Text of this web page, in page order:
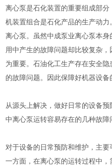
离心泵是石化装置的重要组成部
机装置组合是石化产品的生产动
离心泵。虽然中成泵业离心泵本
用中产生的故障问题却比较复杂
为重要。石油化工生产存在安全
的故障问题。因此保障好机器设备
从源头上解决，做好日常的设备
中离心泵运转容易存在的几种故障
对于设备的日常预防和维护，主要
一方面，在离心泵的运转过程中